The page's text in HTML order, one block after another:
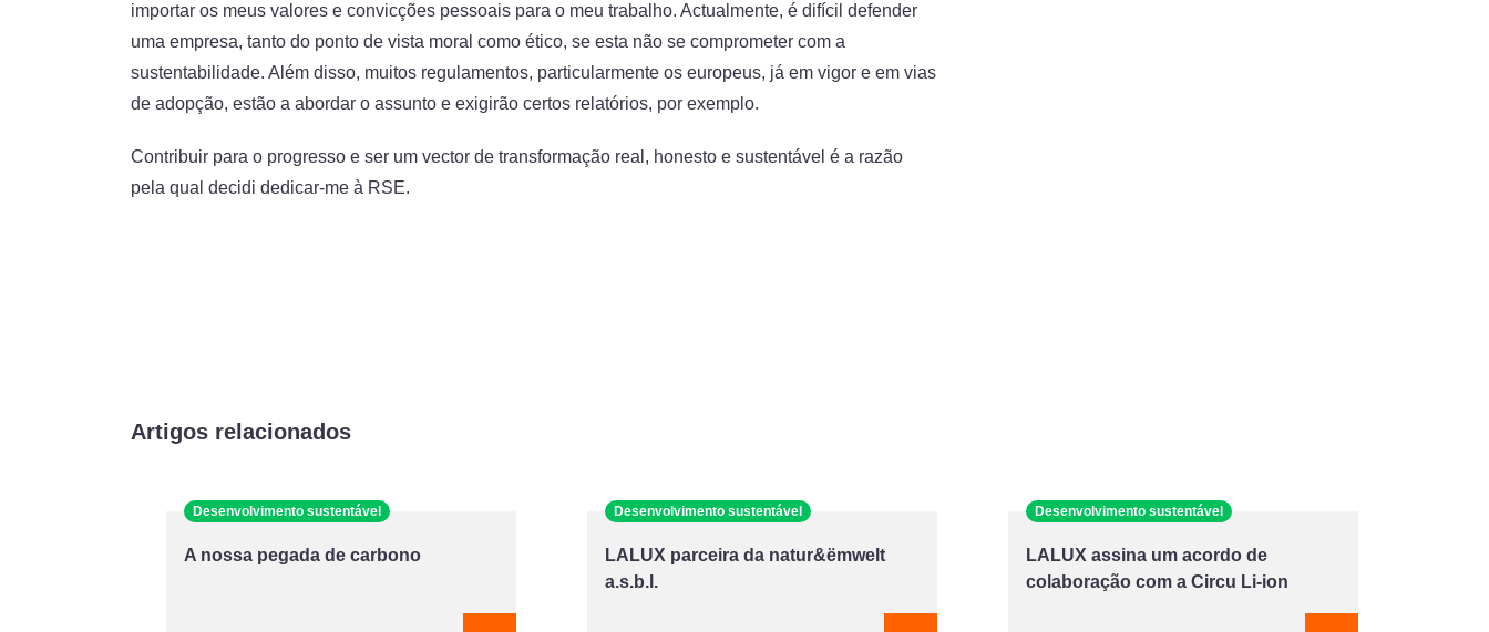
importar os meus valores e convicções pessoais para o meu trabalho. Actualmente, é difícil defender
uma empresa, tanto do ponto de vista moral como ético, se esta não se comprometer com a
sustentabilidade. Além disso, muitos regulamentos, particularmente os europeus, já em vigor e em vias
de adopção, estão a abordar o assunto e exigirão certos relatórios, por exemplo.
Contribuir para o progresso e ser um vector de transformação real, honesto e sustentável é a razão
pela qual decidi dedicar-me à RSE.
Artigos relacionados
Desenvolvimento sustentável
A nossa pegada de carbono
Desenvolvimento sustentável
LALUX parceira da natur&ëmwelt
a.s.b.l.
Desenvolvimento sustentável
LALUX assina um acordo de
colaboração com a Circu Li-ion